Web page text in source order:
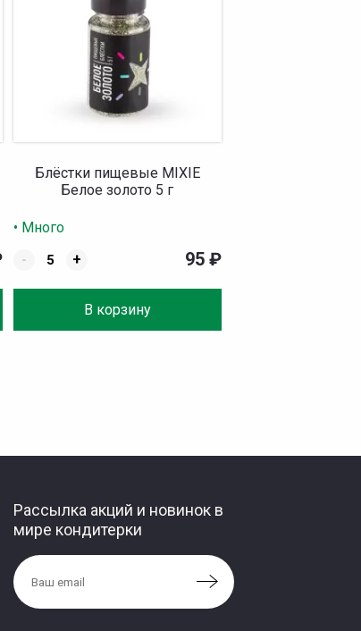
Блёстки пищевые MIXIE
Белое золото 5 г
• Много
-
+
В корзину
95 ₽
Рассылка акций и новинок в
мире кондитерки